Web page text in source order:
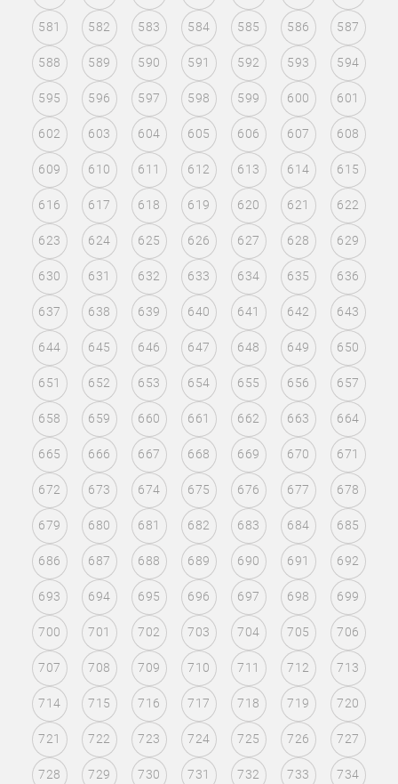
581 582 583 584 585 586 587
588 589 590 591 592 593 594
595 596 597 598 599 600 601
602 603 604 605 606 607 608
609 610 611 612 613 614 615
616 617 618 619 620 621 622
623 624 625 626 627 628 629
630 631 632 633 634 635 636
637 638 639 640 641 642 643
644 645 646 647 648 649 650
651 652 653 654 655 656 657
658 659 660 661 662 663 664
665 666 667 668 669 670 671
672 673 674 675 676 677 678
679 680 681 682 683 684 685
686 687 688 689 690 691 692
693 694 695 696 697 698 699
700 701 702 703 704 705 706
707 708 709 710 711 712 713
714 715 716 717 718 719 720
721 722 723 724 725 726 727
728 729 730 731 732 733 734